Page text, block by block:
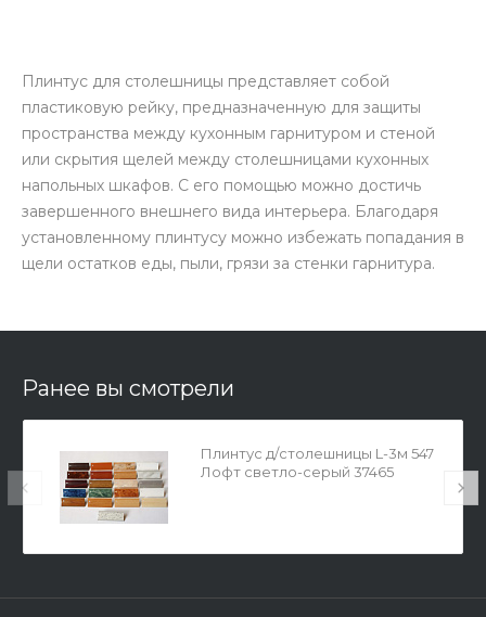
Плинтус для столешницы представляет собой
пластиковую рейку, предназначенную для защиты
пространства между кухонным гарнитуром и стеной
или скрытия щелей между столешницами кухонных
напольных шкафов. С его помощью можно достичь
завершенного внешнего вида интерьера. Благодаря
установленному плинтусу можно избежать попадания в
щели остатков еды, пыли, грязи за стенки гарнитура.
Ранее вы смотрели
Плинтус д/столешницы L-3м 547
Лофт светло-серый 37465